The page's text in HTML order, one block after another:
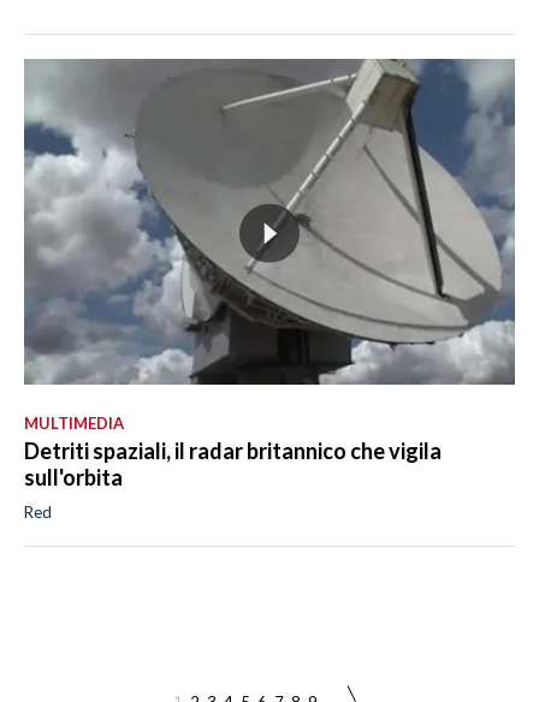
MULTIMEDIA
Detriti spaziali, il radar britannico che vigila
sull'orbita
Red